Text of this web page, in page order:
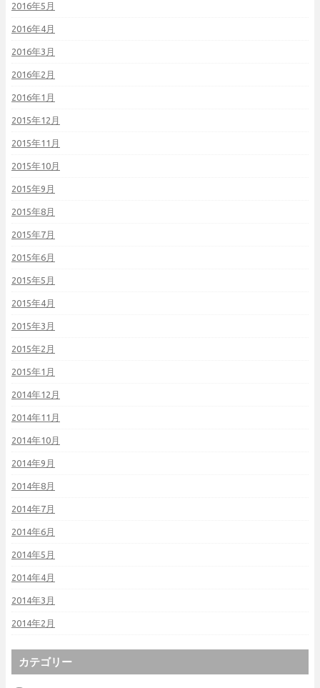
2016年5月
2016年4月
2016年3月
2016年2月
2016年1月
2015年12月
2015年11月
2015年10月
2015年9月
2015年8月
2015年7月
2015年6月
2015年5月
2015年4月
2015年3月
2015年2月
2015年1月
2014年12月
2014年11月
2014年10月
2014年9月
2014年8月
2014年7月
2014年6月
2014年5月
2014年4月
2014年3月
2014年2月
カテゴリー